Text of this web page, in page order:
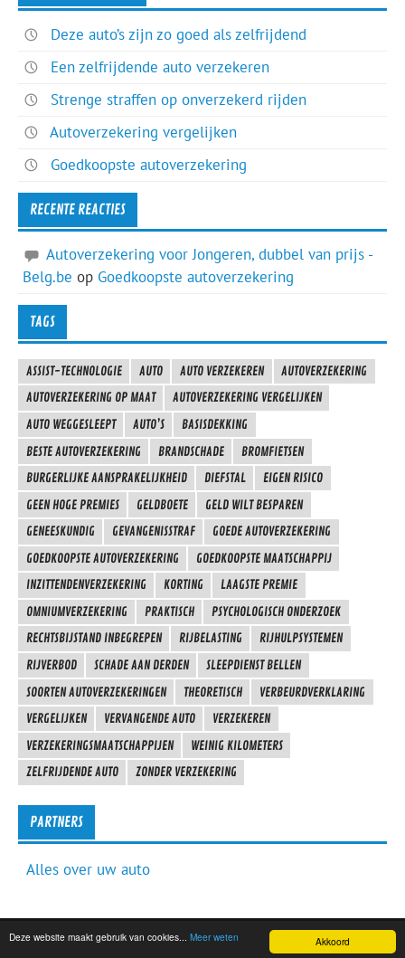
Akkoord
Deze website maakt gebruik van cookies... Meer weten
Deze auto’s zijn zo goed als zelfrijdend
Een zelfrijdende auto verzekeren
Strenge straffen op onverzekerd rijden
Autoverzekering vergelijken
Goedkoopste autoverzekering
RECENTE REACTIES
Autoverzekering voor Jongeren, dubbel van prijs -
Belg.be op Goedkoopste autoverzekering
TAGS
ASSIST-TECHNOLOGIE AUTO AUTO VERZEKEREN
AUTOVERZEKERING
AUTOVERZEKERING OP MAAT
AUTOVERZEKERING VERGELIJKEN
AUTO WEGGESLEEPT
AUTO’S
BASISDEKKING
BESTE AUTOVERZEKERING
BRANDSCHADE
BROMFIETSEN
BURGERLIJKE AANSPRAKELIJKHEID
DIEFSTAL
EIGEN RISICO
GEEN HOGE PREMIES
GELDBOETE
GELD WILT BESPAREN
GENEESKUNDIG
GEVANGENISSTRAF
GOEDE AUTOVERZEKERING
GOEDKOOPSTE AUTOVERZEKERING
GOEDKOOPSTE MAATSCHAPPIJ
INZITTENDENVERZEKERING
KORTING
LAAGSTE PREMIE
OMNIUMVERZEKERING
PRAKTISCH
PSYCHOLOGISCH ONDERZOEK
RECHTSBIJSTAND INBEGREPEN
RIJBELASTING
RIJHULPSYSTEMEN
RIJVERBOD
SCHADE AAN DERDEN
SLEEPDIENST BELLEN
SOORTEN AUTOVERZEKERINGEN
THEORETISCH
VERBEURDVERKLARING
VERGELIJKEN
VERVANGENDE AUTO
VERZEKEREN
VERZEKERINGSMAATSCHAPPIJEN
WEINIG KILOMETERS
ZELFRIJDENDE AUTO
ZONDER VERZEKERING
PARTNERS
Alles over uw auto
Ondersteund door enGlades